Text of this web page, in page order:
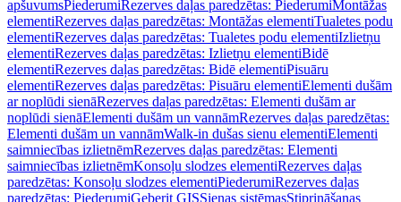
apšuvumsPiederumiRezerves daļas paredzētas: PiederumiMontāžas
elementiRezerves daļas paredzētas: Montāžas elementiTualetes podu
elementiRezerves daļas paredzētas: Tualetes podu elementiIzlietņu
elementiRezerves daļas paredzētas: Izlietņu elementiBidē
elementiRezerves daļas paredzētas: Bidē elementiPisuāru
elementiRezerves daļas paredzētas: Pisuāru elementiElementi dušām
ar noplūdi sienāRezerves daļas paredzētas: Elementi dušām ar
noplūdi sienāElementi dušām un vannāmRezerves daļas paredzētas:
Elementi dušām un vannāmWalk-in dušas sienu elementiElementi
saimniecības izlietnēmRezerves daļas paredzētas: Elementi
saimniecības izlietnēmKonsoļu slodzes elementiRezerves daļas
paredzētas: Konsoļu slodzes elementiPiederumiRezerves daļas
paredzētas: PiederumiGeberit GISSienas sistēmasStiprināšanas